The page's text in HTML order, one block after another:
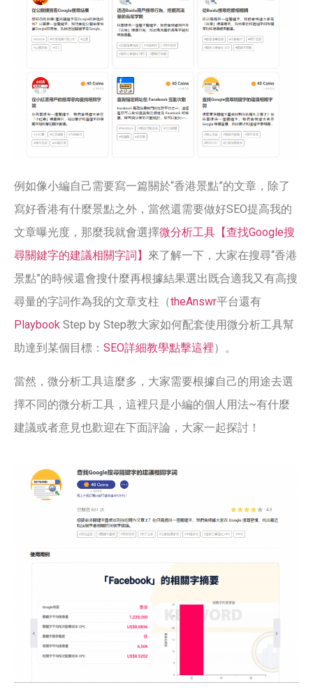
例如像小編自己需要寫一篇關於“香港景點”的文章，除了
寫好香港有什麼景點之外，當然還需要做好SEO提高我的
文章曝光度，那麼我就會選擇微分析工具【查找Google搜
尋關鍵字的建議相關字詞】 來了解一下，大家在搜尋“香港
景點”的時候還會搜什麼再根據結果選出既合適我又有高搜
尋量的字詞作為我的文章支柱（theAnswr平台還有
Playbook Step by Step教大家如何配套使用微分析工具幫
助達到某個目標： SEO詳細教學點擊這裡）。
當然，微分析工具這麼多，大家需要根據自己的用途去選
擇不同的微分析工具，這裡只是小編的個人用法~有什麼
建議或者意見也歡迎在下面評論，大家一起探討！